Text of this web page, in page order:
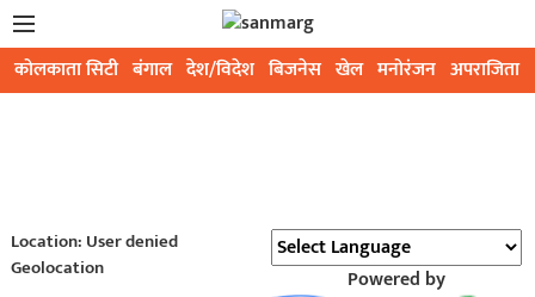
कोलकाता सिटी बंगाल देश/विदेश बिजनेस खेल मनोरंजन अपराजिता
Location: User denied
Geolocation
Powered by